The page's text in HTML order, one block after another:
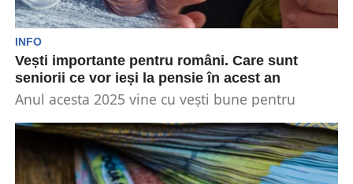
INFO
Vești importante pentru români. Care sunt
seniorii ce vor ieși la pensie în acest an
Anul acesta 2025 vine cu vești bune pentru